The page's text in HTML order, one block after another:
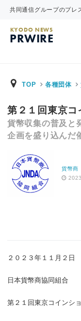
共同通信グループのプレ
KYODO NEWS
PRWIRE
TOP 各種団体
第２１回東京コ
貨幣収集の普及と
企画を盛り込んだ
貨幣商
２０２３年１１月２日
日本貨幣商協同組合
第２１回東京コインシ